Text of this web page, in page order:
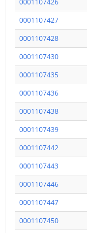
0001107427
0001107428
0001107430
0001107435
0001107436
0001107438
0001107439
0001107442
0001107443
0001107446
0001107447
0001107450